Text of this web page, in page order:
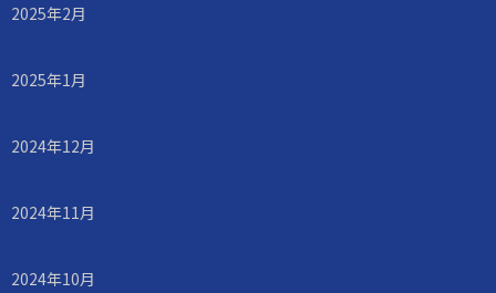
2025年2月
2025年1月
2024年12月
2024年11月
2024年10月